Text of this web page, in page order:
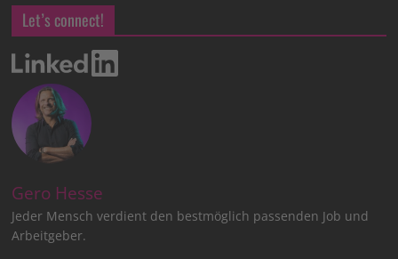
Let’s connect!
Gero Hesse
Jeder Mensch verdient den bestmöglich passenden Job und
Arbeitgeber.